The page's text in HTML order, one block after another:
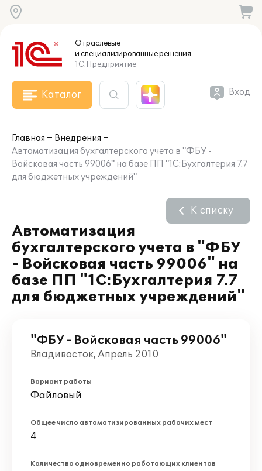
Отраслевые
и специализированныерешения
1С:Предприятие
Каталог Вход
Главная
Внедрения
Автоматизация бухгалтерского учета в "ФБУ -
Войсковая часть 99006" на базе ПП "1С:Бухгалтерия 7.7
для бюджетных учреждений"
Автоматизация
бухгалтерского учета в "ФБУ
- Войсковая часть 99006" на
базе ПП "1С:Бухгалтерия 7.7
для бюджетных учреждений"
К списку
"ФБУ - Войсковая часть 99006"
Владивосток, Апрель 2010
Вариант работы
Файловый
Общее число автоматизированных рабочих мест
4
Количество одновременно работающих клиентов